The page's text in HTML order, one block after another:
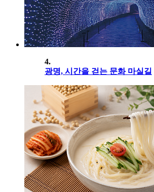
4.
광명, 시간을 걷는 문화 마실길